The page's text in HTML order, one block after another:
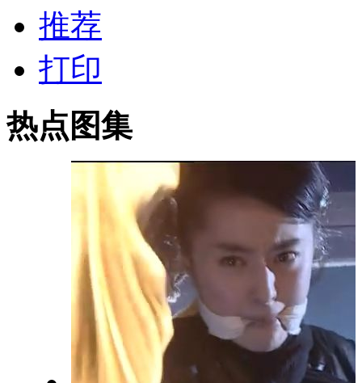
推荐
打印
热点图集